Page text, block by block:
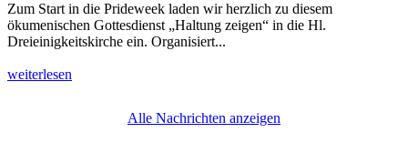
Zum Start in die Prideweek laden wir herzlich zu diesem
ökumenischen Gottesdienst „Haltung zeigen“ in die Hl.
Dreieinigkeitskirche ein. Organisiert...
weiterlesen
Alle Nachrichten anzeigen